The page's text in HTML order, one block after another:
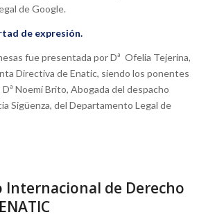
de Google.
de expresión.
fue presentada por Dª Ofelia Tejerina,
Directiva de Enatic, siendo los ponentes
Dª Noemí Brito, Abogada del despacho
Sigüenza, del Departamento Legal de
Internacional de Derecho